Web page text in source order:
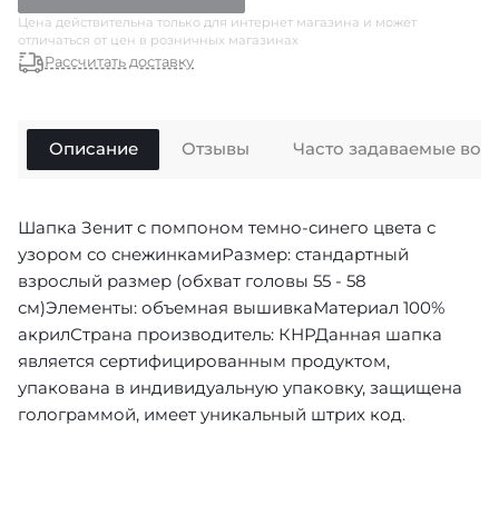
Цена действительна только для интернет магазина и может
отличаться от цен в розничных магазинах
Рассчитать доставку
Описание
Шапка Зенит с помпоном темно-синего цвета с
узором со снежинкамиРазмер: стандартный
взрослый размер (обхват головы 55 - 58
см)Элементы: объемная вышивкаМатериал 100%
акрилСтрана производитель: КНРДанная шапка
является сертифицированным продуктом,
упакована в индивидуальную упаковку, защищена
голограммой, имеет уникальный штрих код.
Отзывы Часто задаваемые